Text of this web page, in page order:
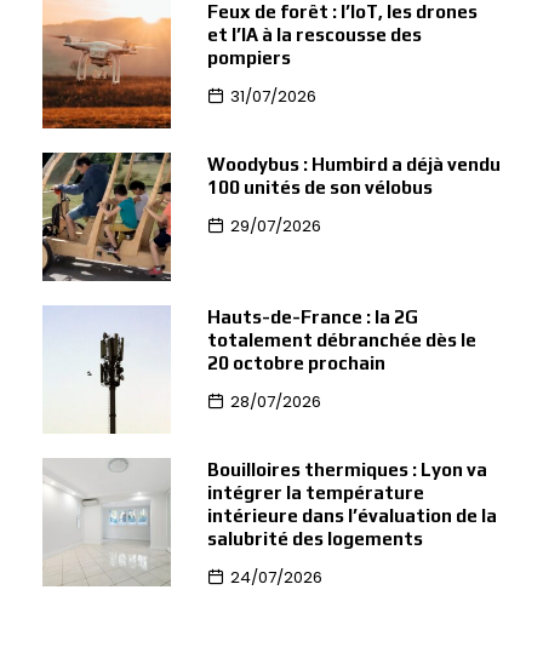
Feux de forêt : l’IoT, les drones
et l’IA à la rescousse des
pompiers
31/07/2026
Woodybus : Humbird a déjà vendu
100 unités de son vélobus
29/07/2026
Hauts-de-France : la 2G
totalement débranchée dès le
20 octobre prochain
28/07/2026
Bouilloires thermiques : Lyon va
intégrer la température
intérieure dans l’évaluation de la
salubrité des logements
24/07/2026